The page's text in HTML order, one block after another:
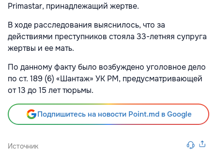
Primastar, принадлежащий жертве.
В ходе расследования выяснилось, что за
действиями преступников стояла 33-летняя супруга
жертвы и ее мать.
По данному факту было возбуждено уголовное дело
по ст. 189 (6) «Шантаж» УК РМ, предусматривающей
от 13 до 15 лет тюрьмы.
Подпишитесь на новости Point.md в Google
Источник